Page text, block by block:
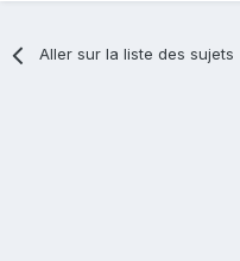
Aller sur la liste des sujets